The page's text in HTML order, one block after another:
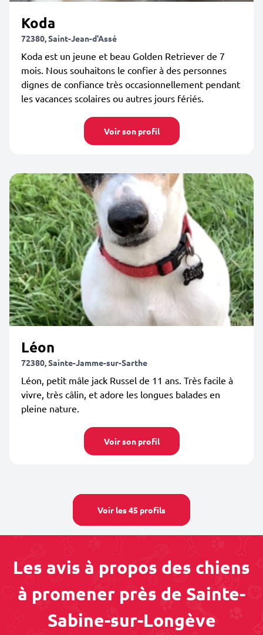
Koda
72380, Saint-Jean-d'Assé
Koda est un jeune et beau Golden Retriever de 7
mois. Nous souhaitons le confier à des personnes
dignes de confiance très occasionnellement pendant
les vacances scolaires ou autres jours fériés.
Voir son profil
Léon
72380, Sainte-Jamme-sur-Sarthe
Léon, petit mâle jack Russel de 11 ans. Très facile à
vivre, très câlin, et adore les longues balades en
pleine nature.
Voir son profil
Voir les 45 profils
Les avis à propos des chiens
à promener près de Sainte-
Sabine-sur-Longève